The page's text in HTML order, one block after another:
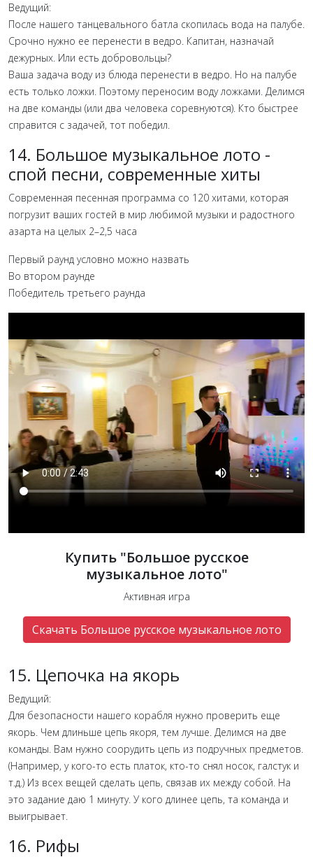
Ведущий:
После нашего танцевального батла скопилась вода на палубе.
Срочно нужно ее перенести в ведро. Капитан, назначай
дежурных. Или есть добровольцы?
Ваша задача воду из блюда перенести в ведро. Но на палубе
есть только ложки. Поэтому переносим воду ложками. Делимся
на две команды (или два человека соревнуются). Кто быстрее
справится с задачей, тот победил.
14. Большое музыкальное лото -
спой песни, современные хиты
Современная песенная программа со 120 хитами, которая
погрузит ваших гостей в мир любимой музыки и радостного
азарта на целых 2–2,5 часа
Первый раунд условно можно назвать
Во втором раунде
Победитель третьего раунда
Купить "Большое русское
музыкальное лото"
Активная игра
Скачать Большое русское музыкальное лото
15. Цепочка на якорь
Ведущий:
Для безопасности нашего корабля нужно проверить еще
якорь. Чем длиньше цепь якоря, тем лучше. Делимся на две
команды. Вам нужно соорудить цепь из подручных предметов.
(Например, у кого-то есть платок, кто-то снял носок, галстук и
т.д.) Из всех вещей сделать цепь, связав их между собой. На
это задание даю 1 минуту. У кого длинее цепь, та команда и
выигрывает.
16. Рифы